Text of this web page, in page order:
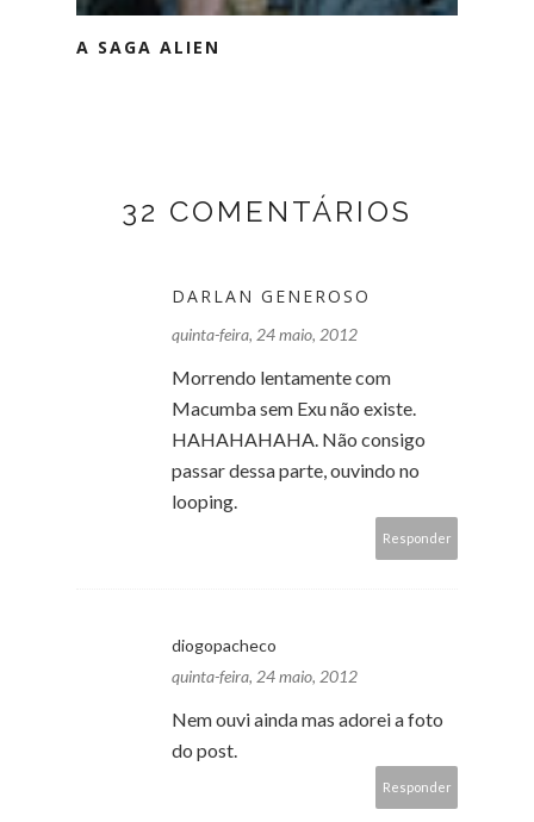
A SAGA ALIEN
32 COMENTÁRIOS
DARLAN GENEROSO
quinta-feira, 24 maio, 2012
Morrendo lentamente com
Macumba sem Exu não existe.
HAHAHAHAHA. Não consigo
passar dessa parte, ouvindo no
looping.
Responder
diogopacheco
quinta-feira, 24 maio, 2012
Nem ouvi ainda mas adorei a foto
do post.
Responder